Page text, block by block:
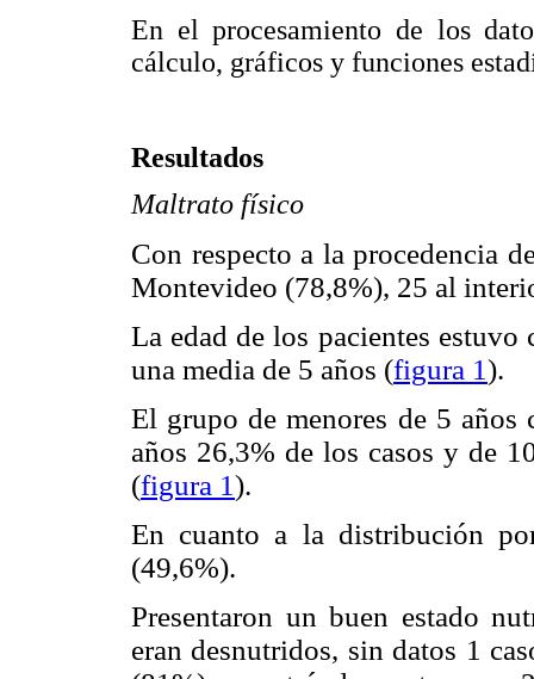
En el procesamiento de los
cálculo, gráficos y funciones
Resultados
Maltrato físico
Con respecto a la procedencia
Montevideo (78,8%), 25 al
La edad de los pacientes
una media de 5 años (figura 1).
El grupo de menores de 5
años 26,3% de los casos y de
(figura 1).
En cuanto a la distribución
(49,6%).
Presentaron un buen estado
eran desnutridos, sin datos 1